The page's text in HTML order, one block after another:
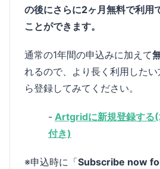
の後にさらに2ヶ月無料で利用
ことができます。
通常の1年間の申込みに加えて
れるので、より長く利用した
ら登録してみてください。
- Artgridに新規登録する
付き)
※申込時に「Subscribe now